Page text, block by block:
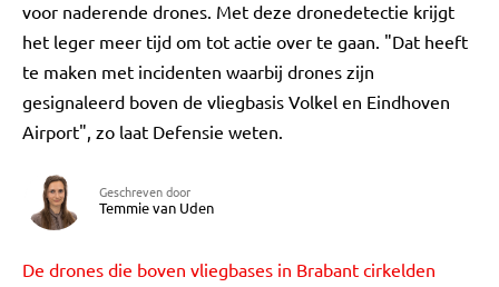
voor naderende drones. Met deze dronedetectie krijgt
het leger meer tijd om tot actie over te gaan. "Dat heeft
te maken met incidenten waarbij drones zijn
gesignaleerd boven de vliegbasis Volkel en Eindhoven
Airport", zo laat Defensie weten.
Geschreven door
Temmie van Uden
De drones die boven vliegbases in Brabant cirkelden